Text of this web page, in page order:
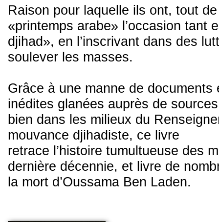
Raison pour laquelle ils ont, tout
«printemps arabe» l’occasion tant
djihad», en l’inscrivant dans des
soulever les masses.
Grâce à une manne de documents
inédites glanées auprès de
bien dans les milieux du
mouvance djihadiste, ce livre
retrace l’histoire tumultueuse des
dernière décennie, et livre de
la mort d’Oussama Ben Laden.